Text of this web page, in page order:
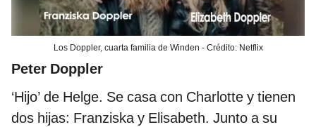
Los Doppler, cuarta familia de Winden - Crédito: Netflix
Peter Doppler
‘Hijo’ de Helge. Se casa con Charlotte y tienen
dos hijas: Franziska y Elisabeth. Junto a su